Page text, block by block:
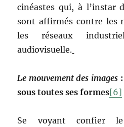
cinéastes qui, à l’instar
sont affirmés contre les
les réseaux
audiovisuelle.
Le mouvement des images
sous toutes ses formes[6]
Se voyant confier